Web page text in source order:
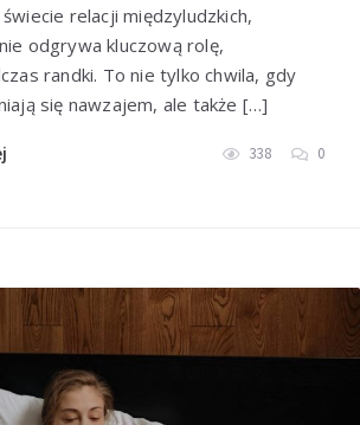
relacji międzyludzkich,
odgrywa kluczową rolę,
randki. To nie tylko chwila, gdy
się nawzajem, ale także […]
338 0